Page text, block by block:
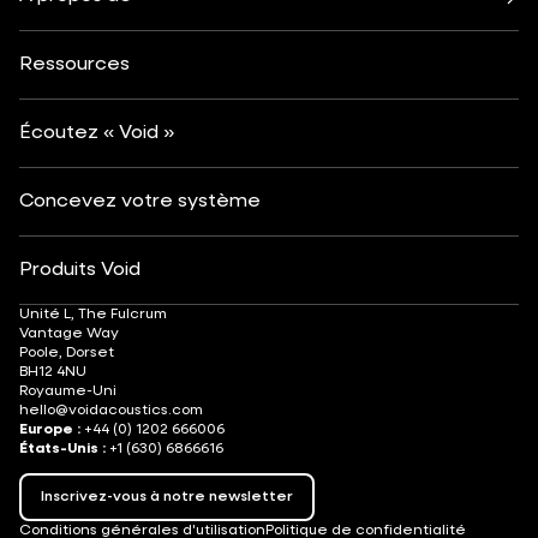
Arts et culture
A propos de
Contact
Perspectives
Ressources
Écoutez « Void »
Concevez votre système
Produits Void
Conditions générales d'utilisation Politique de confidentialité
Unité L, The Fulcrum
Vantage Way
Poole, Dorset
BH12 4NU
Royaume-Uni
hello@voidacoustics.com
Europe : +44 (0) 1202 666006
États-Unis : +1 (630) 6866616
Inscrivez-vous à notre newsletter